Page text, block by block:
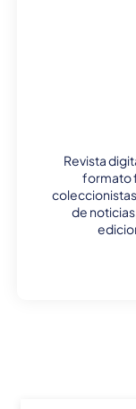
Revista
formato
de